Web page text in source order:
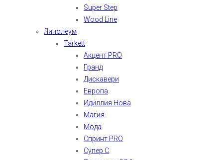
Super Step
Wood Line
Линолеум
Tarkett
Акцент PRO
Гранд
Дискавери
Европа
Идиллия Нова
Магия
Мода
Спринт PRO
Супер С